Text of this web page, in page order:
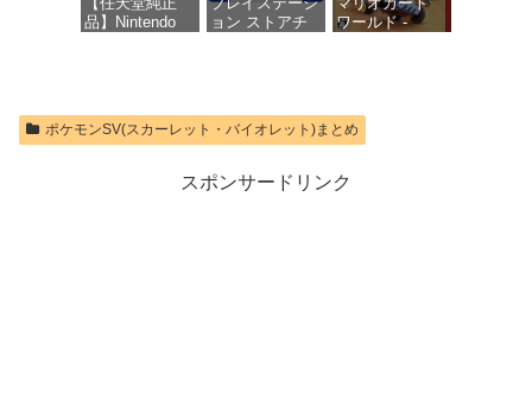
品】Nintendo
Nintendo Switch
2 ロゴデザイン
ョン ストアチ
価格：¥1,100
ワールド -
ポケモンSV(スカーレット・バイオレット)まとめ
スポンサードリンク